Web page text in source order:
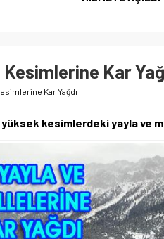
Kar
Kar Yağdı
kesimlerdeki yayla ve